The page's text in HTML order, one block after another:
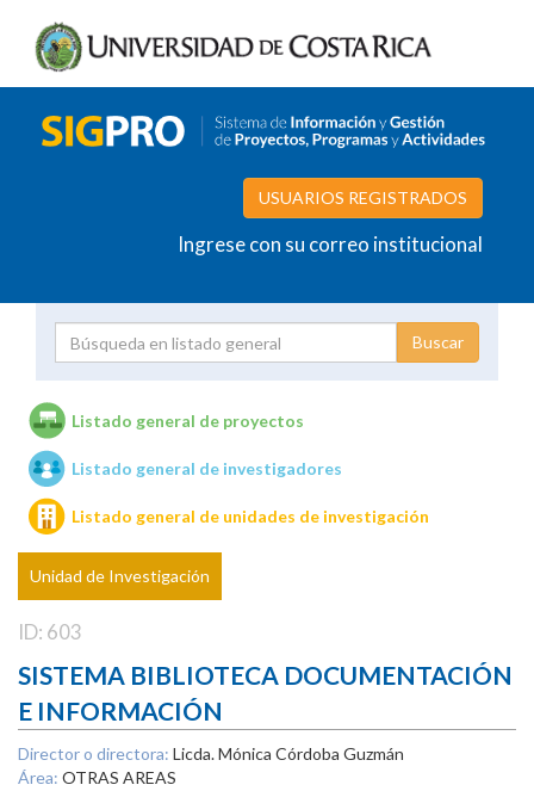
USUARIOS REGISTRADOS
Ingrese con su correo institucional
Unidades de investigación
Listado general de proyectos
Listado general de investigadores
Listado general de unidades de investigación
Unidad de Investigación
ID: 603
SISTEMA BIBLIOTECA DOCUMENTACIÓN
E INFORMACIÓN
Director o directora: Licda. Mónica Córdoba Guzmán
Área: OTRAS AREAS